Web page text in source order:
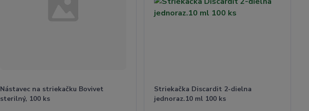
Nástavec na striekačku Bovivet
sterilný, 100 ks
Striekačka Discardit 2-dielna
jednoraz.10 ml 100 ks